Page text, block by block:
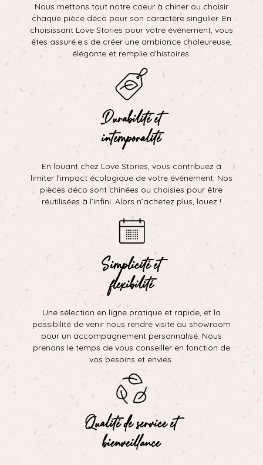
Nous mettons tout notre coeur à chiner ou choisir
chaque pièce déco pour son caractère singulier. En
choisissant Love Stories pour votre événement, vous
êtes assuré.e.s de créer une ambiance chaleureuse,
élégante et remplie d’histoires.
Durabilité et
intemporalité
En louant chez Love Stories, vous contribuez à
limiter l’impact écologique de votre événement. Nos
pièces déco sont chinées ou choisies pour être
réutilisées à l’infini. Alors n’achetez plus, louez !
Simplicité et
flexibilité
Une sélection en ligne pratique et rapide, et la
possibilité de venir nous rendre visite au showroom
pour un accompagnement personnalisé. Nous
prenons le temps de vous conseiller en fonction de
vos besoins et envies.
Qualité de service et
bienveillance